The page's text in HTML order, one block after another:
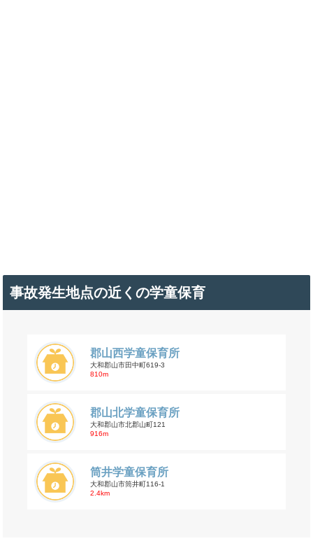
事故発生地点の近くの学童保育
郡山西学童保育所
大和郡山市田中町619-3
810m
郡山北学童保育所
大和郡山市北郡山町121
916m
筒井学童保育所
大和郡山市筒井町116-1
2.4km